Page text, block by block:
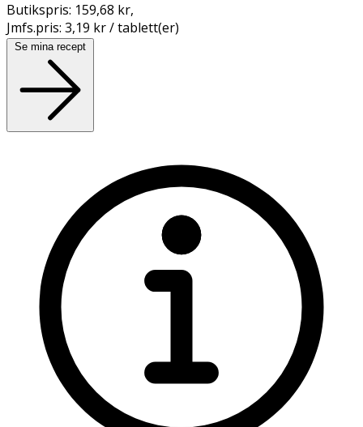
Butikspris: 159,68 kr,
Jmfs.pris: 3,19 kr / tablett(er)
Se mina recept